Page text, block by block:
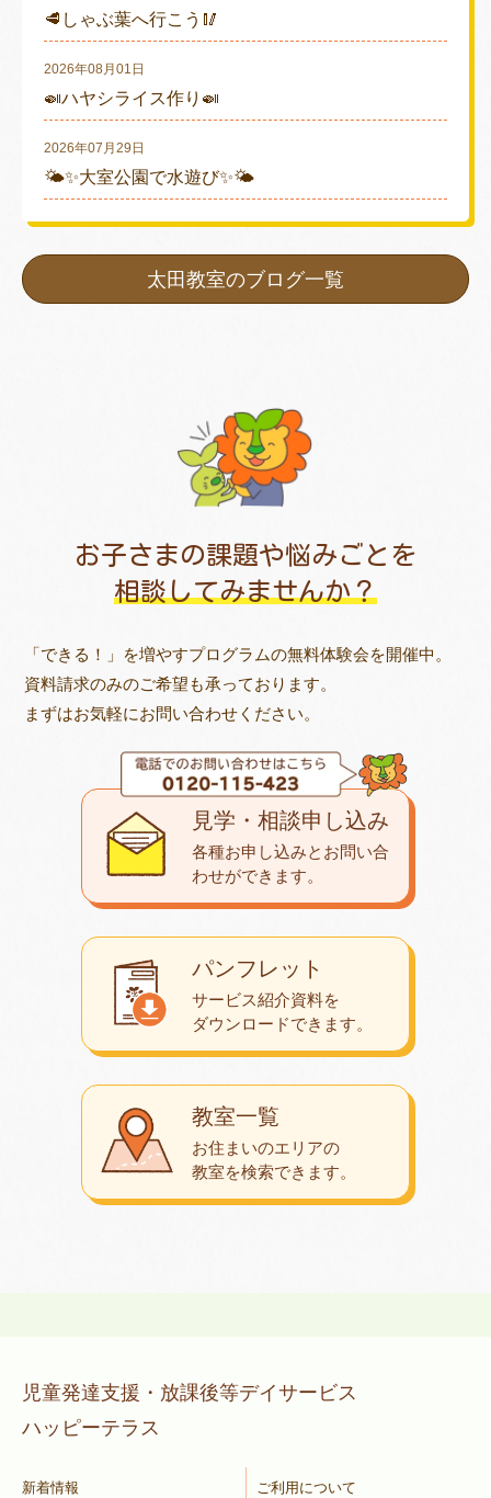
🥩しゃぶ葉へ行こう🥢
2026年08月01日
🍛ハヤシライス作り🍛
2026年07月29日
🌤✨大室公園で水遊び✨🌤
太田教室のブログ一覧
お子さまの課題や悩みごとを
相談してみませんか？
「できる！」を増やすプログラムの無料体験会を開催中。
資料請求のみのご希望も承っております。
まずはお気軽にお問い合わせください。
教室一覧
お住まいのエリアの
教室を検索できます。
パンフレット
サービス紹介資料を
ダウンロードできます。
見学・相談申し込み
各種お申し込みとお問い合
わせができます。
児童発達支援・放課後等デイサービス
ハッピーテラス
新着情報 ご利用について